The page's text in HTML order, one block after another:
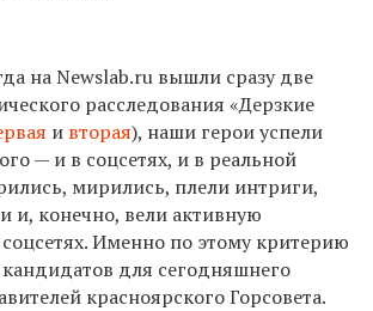
на Newslab.ru вышли сразу две
расследования «Дерзкие
и вторая), наши герои успели
— и в соцсетях, и в реальной
мирились, плели интриги,
и, конечно, вели активную
Именно по этому критерию
для сегодняшнего
красноярского Горсовета.